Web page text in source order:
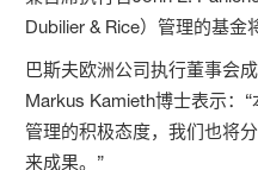
Dubilier & Rice）管理的基金
巴斯夫欧洲公司执行董事会
Markus Kamieth博士表示：
管理的积极态度，我们也将
来成果。”